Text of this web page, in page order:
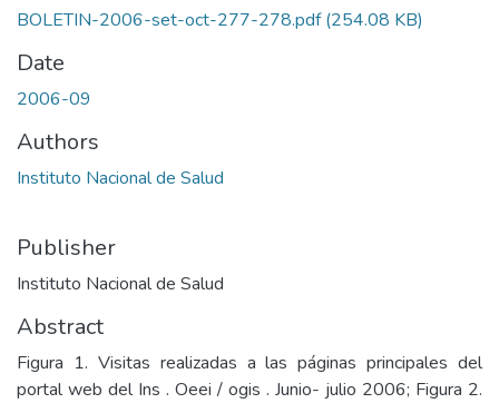
BOLETIN-2006-set-oct-277-278.pdf(254.08 KB)
Date
2006-09
Authors
Instituto Nacional de Salud
Publisher
Instituto Nacional de Salud
Abstract
Figura 1. Visitas realizadas a las páginas principales del
portal web del Ins . Oeei / ogis . Junio- julio 2006; Figura 2.